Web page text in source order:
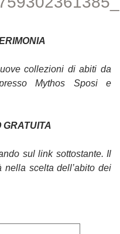
collezioni di abiti da
Mythos Sposi e
GRATUITA
sul link sottostante. Il
nella scelta dell’abito dei